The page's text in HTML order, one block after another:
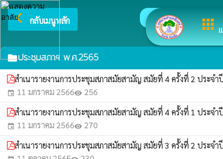
apps
arrow_back_ios กลับเมนูหลัก ยินดีต้อ
folderประชุมสภาฯ พ.ศ.2565
สำเนารายงานการประชุมสภาสมัยสามัญ สมัยที่ 4 ครั้งที่ 2 ประจ
event 11 มกราคม 2566visibility 256
สำเนารายงานการประชุมสภาสมัยสามัญ สมัยที่ 4 ครั้งที่ 1 ประจ
event 11 มกราคม 2566visibility 270
สำเนารายงานการประชุมสภาสมัยสามัญ สมัยที่ 3 ครั้งที่ 2 ประจ